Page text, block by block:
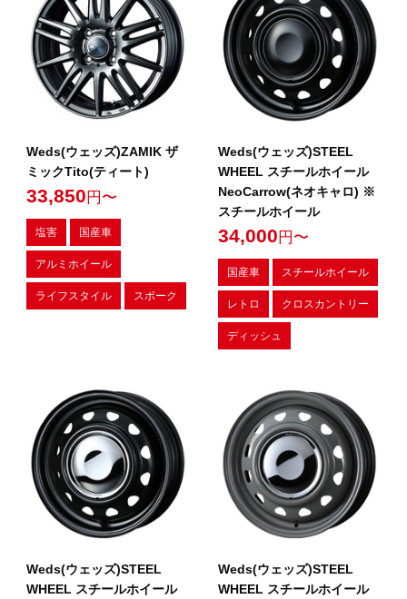
Weds(ウェッズ)ZAMIK ザ
ミックTito(ティート)
33,850 円〜
塩害 国産車
アルミホイール
ライフスタイル スポーク
Weds(ウェッズ)STEEL
WHEEL スチールホイール
NeoCarrow(ネオキャロ) ※
スチールホイール
34,000 円〜
国産車 スチールホイール
レトロ クロスカントリー
ディッシュ
Weds(ウェッズ)STEEL
WHEEL スチールホイール
Weds(ウェッズ)STEEL
WHEEL スチールホイール